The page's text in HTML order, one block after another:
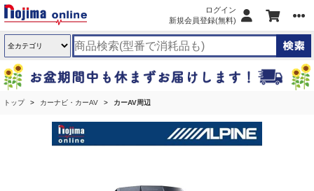
ログイン
新規会員登録(無料)
トップ カーナビ・カーAV カーAV周辺